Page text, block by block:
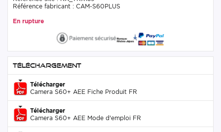
Référence fabricant : CAM-S60PLUS
En rupture
Téléchargement
Télécharger
Camera S60+ AEE Fiche Produit FR
Télécharger
Camera S60+ AEE Mode d'emploi FR